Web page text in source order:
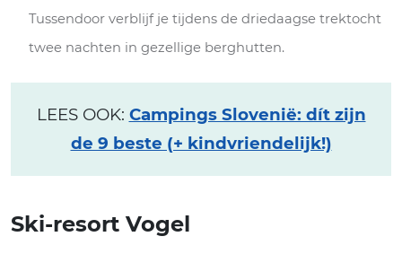
Tussendoor verblijf je tijdens de driedaagse trektocht
twee nachten in gezellige berghutten.
LEES OOK: Campings Slovenië: dít zijn
de 9 beste (+ kindvriendelijk!)
Ski-resort Vogel